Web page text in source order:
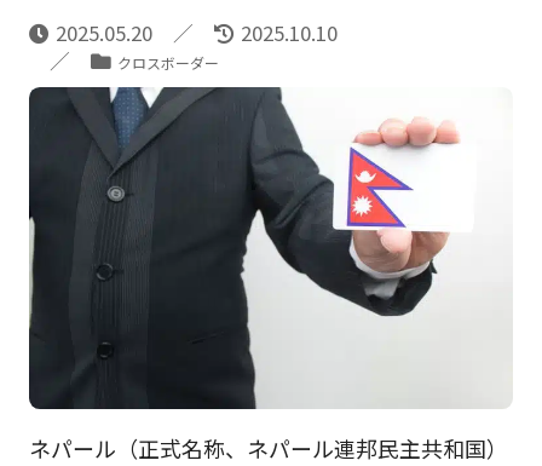
2025.05.20 2025.10.10
クロスボーダー
ネパール（正式名称、ネパール連邦民主共和国）